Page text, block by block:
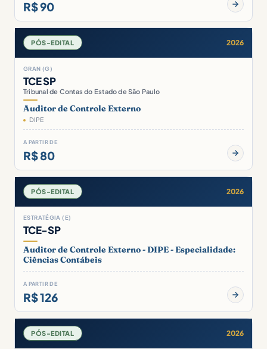
R$ 90
PÓS-EDITAL 2026
GRAN (G)
TCE SP
Tribunal de Contas do Estado de São Paulo
Auditor de Controle Externo
DIPE
A PARTIR DE
R$ 80
PÓS-EDITAL 2026
ESTRATÉGIA (E)
TCE-SP
Auditor de Controle Externo - DIPE - Especialidade:
Ciências Contábeis
A PARTIR DE
R$ 126
PÓS-EDITAL 2026